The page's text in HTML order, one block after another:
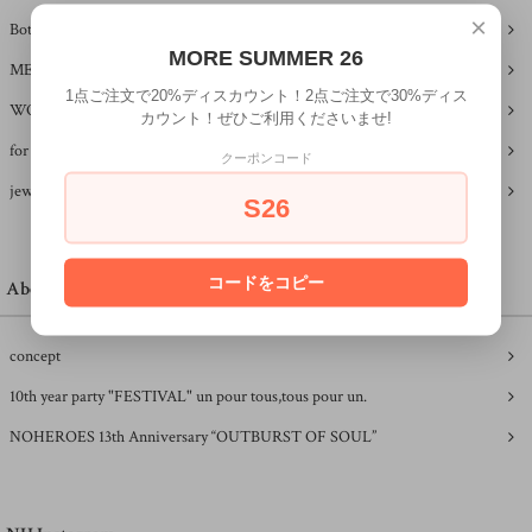
Bottoms
MEN
WOMEN
for kids
jewelry
About NH
concept
10th year party "FESTIVAL" un pour tous,tous pour un.
NOHEROES 13th Anniversary “OUTBURST OF SOUL”
×
MORE SUMMER 26
1点ご注文で20%ディスカウント！2点ご注文で30%ディス
カウント！ぜひご利用くださいませ!
クーポンコード
S26
コードをコピー